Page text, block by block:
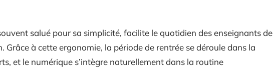
salué pour sa simplicité, facilite le quotidien des enseignants de
Grâce à cette ergonomie, la période de rentrée se déroule dans la
et le numérique s’intègre naturellement dans la routine